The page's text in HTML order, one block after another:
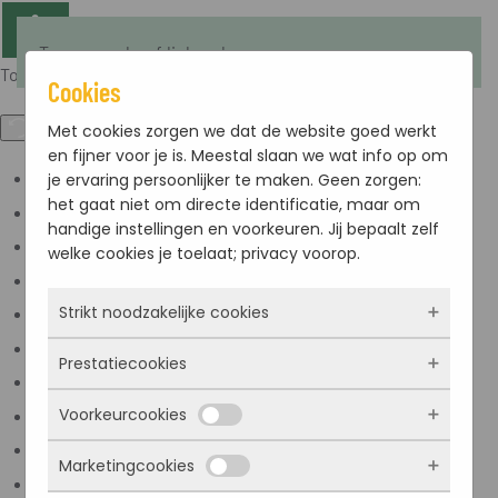
Toegankelijkheid
Kleuren omkeren
Monochroom
Donker contrast
Lage kleur verzadiging
Titels markeren
Terug naar hoofdinhoud
Cookies
Met cookies zorgen we dat de website goed werkt
en fijner voor je is. Meestal slaan we wat info op om
je ervaring persoonlijker te maken. Geen zorgen:
het gaat niet om directe identificatie, maar om
handige instellingen en voorkeuren. Jij bepaalt zelf
welke cookies je toelaat; privacy voorop.
Strikt noodzakelijke cookies
Deze cookies zorgen ervoor dat de website
überhaupt werkt. Ze zijn dus altijd actief en
kunnen niet worden uitgezet. Meestal worden
ze alleen geplaatst als jij iets doet, zoals
inloggen, een formulier invullen of je
Prestatiecookies
Met deze cookies zien we hoe vaak onze site
bezocht wordt, waar bezoekers vandaan
komen en welke pagina’s populair zijn. Zo
Voorkeurcookies
Deze cookies onthouden jouw voorkeuren.
Marketingcookies